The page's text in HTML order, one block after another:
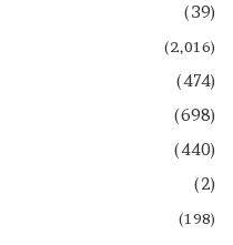
(39)
(2,016)
(474)
(698)
(440)
(2)
(198)